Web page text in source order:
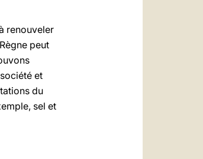
renouveler
peut
et
du
sel et